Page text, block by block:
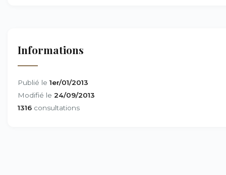
Informations
Publié le 1er/01/2013
Modifié le 24/09/2013
1316 consultations